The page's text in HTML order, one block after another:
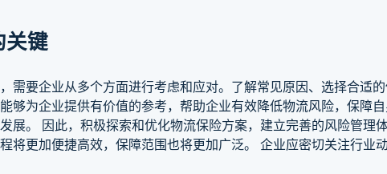
关键
需要企业从多个方面进行考虑和应对。了解常见原因、选择合适
够为企业提供有价值的参考，帮助企业有效降低物流风险，保障自
展。 因此，积极探索和优化物流保险方案，建立完善的风险管理
将更加便捷高效，保障范围也将更加广泛。 企业应密切关注行业